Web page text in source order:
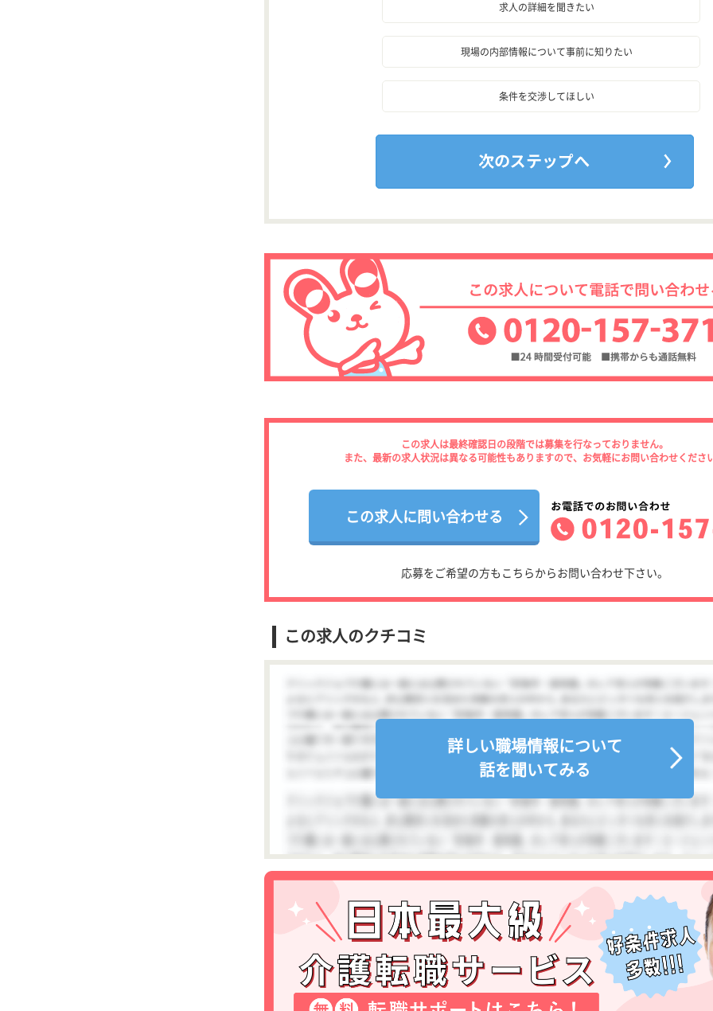
求人の詳細を聞きたい
現場の内部情報について事前に知りたい
条件を交渉してほしい
この求人は最終確認日の段階では募集を行なっておりません。
また、最新の求人状況は異なる可能性もありますので、お気軽にお問い合わせくださ
この求人に問い合わせる
応募をご希望の方もこちらからお問い合わせ下さい。
この求人のクチコミ
詳しい職場情報について
話を聞いてみる